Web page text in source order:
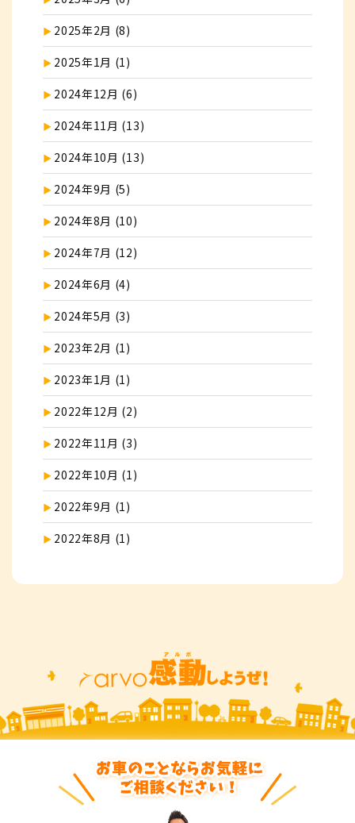
2025年2月 (8)
2025年1月 (1)
2024年12月 (6)
2024年11月 (13)
2024年10月 (13)
2024年9月 (5)
2024年8月 (10)
2024年7月 (12)
2024年6月 (4)
2024年5月 (3)
2023年2月 (1)
2023年1月 (1)
2022年12月 (2)
2022年11月 (3)
2022年10月 (1)
2022年9月 (1)
2022年8月 (1)